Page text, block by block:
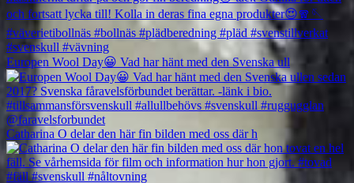
Europen Wool Day😀 Vad har hänt med den Svenska ull
Catharina O delar den här fin bilden med oss där h